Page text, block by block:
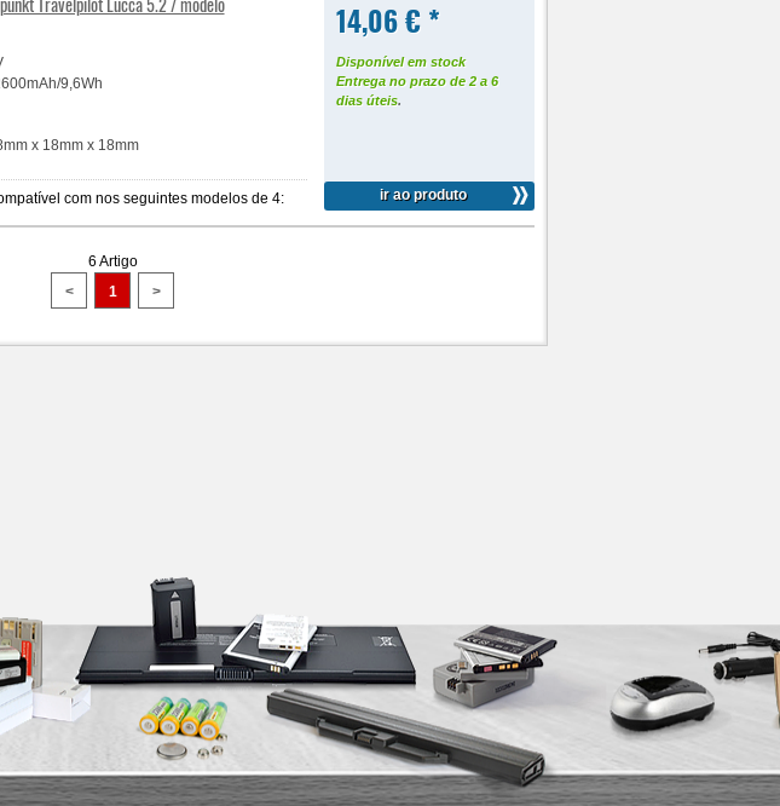
14,06 € *
Disponível em stock
Entrega no prazo de 2 a 6
dias úteis.
ir ao produto
9,6Wh
x 18mm x 18mm
com nos seguintes modelos de 4:
6 Artigo
<
1 >